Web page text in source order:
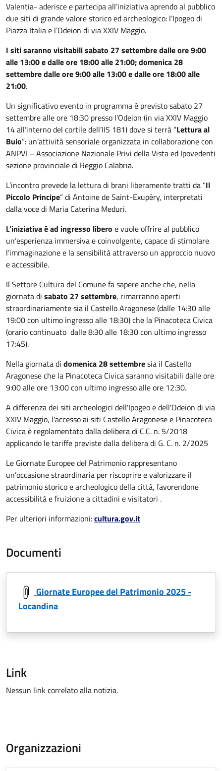
Valentia- aderisce e partecipa all’iniziativa aprendo al pubblico
due siti di grande valore storico ed archeologico: l’Ipogeo di
Piazza Italia e l’Odeion di via XXIV Maggio.
I siti saranno visitabili sabato 27 settembre dalle ore 9:00
alle 13:00 e dalle ore 18:00 alle 21:00; domenica 28
settembre dalle ore 9:00 alle 13:00 e dalle ore 18:00 alle
21:00.
Un significativo evento in programma è previsto sabato 27
settembre alle ore 18:30 presso l’Odeion (in via XXIV Maggio
14 all’interno del cortile dell’IIS 181) dove si terrà “Lettura al
Buio”: un’attività sensoriale organizzata in collaborazione con
ANPVI – Associazione Nazionale Privi della Vista ed Ipovedenti
sezione provinciale di Reggio Calabria.
L’incontro prevede la lettura di brani liberamente tratti da “Il
Piccolo Principe” di Antoine de Saint-Exupéry, interpretati
dalla voce di Maria Caterina Meduri.
L’iniziativa è ad ingresso libero e vuole offrire al pubblico
un’esperienza immersiva e coinvolgente, capace di stimolare
l’immaginazione e la sensibilità attraverso un approccio nuovo
e accessibile.
Il Settore Cultura del Comune fa sapere anche che, nella
giornata di sabato 27 settembre, rimarranno aperti
straordinariamente sia il Castello Aragonese (dalle 14:30 alle
19:00 con ultimo ingresso alle 18:30) che la Pinacoteca Civica
(orario continuato dalle 8:30 alle 18:30 con ultimo ingresso
17:45).
Nella giornata di domenica 28 settembresia il Castello
Aragonese che la Pinacoteca Civica saranno visitabili dalle ore
9:00 alle ore 13:00 con ultimo ingresso alle ore 12:30.
A differenza dei siti archeologici dell'Ipogeo e dell'Odeion di via
XXIV Maggio, l'accesso ai siti Castello Aragonese e Pinacoteca
Civica è regolamentato dalla delibera di C.C. n. 5/2018
applicando le tariffe previste dalla delibera di G. C. n. 2/2025
Le Giornate Europee del Patrimonio rappresentano
un’occasione straordinaria per riscoprire e valorizzare il
patrimonio storico e archeologico della città, favorendone
accessibilità e fruizione a cittadini e visitatori .
Per ulteriori informazioni:cultura.gov.it
Documenti
Giornate Europee del Patrimonio 2025 -
Locandina
Link
Nessun link correlato alla notizia.
Organizzazioni